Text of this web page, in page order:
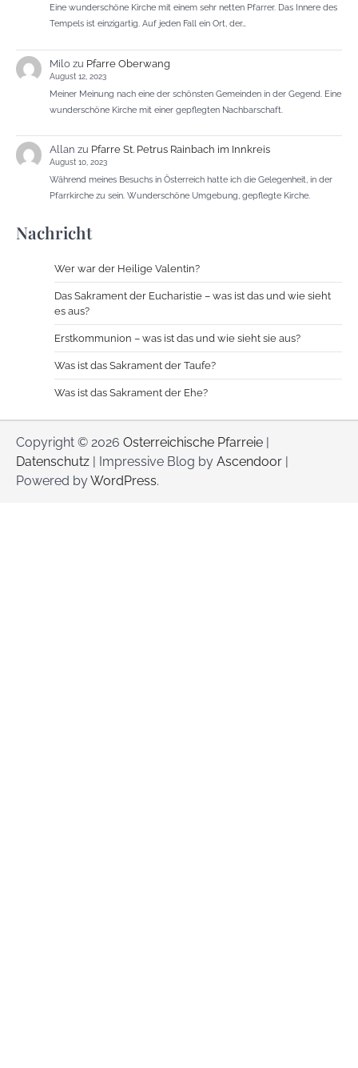
Eine wunderschöne Kirche mit einem sehr netten Pfarrer. Das Innere des
Tempels ist einzigartig. Auf jeden Fall ein Ort, der…
Milozu Pfarre Oberwang
August 12, 2023
Meiner Meinung nach eine der schönsten Gemeinden in der Gegend. Eine
wunderschöne Kirche mit einer gepflegten Nachbarschaft.
Allan zu Pfarre St. Petrus Rainbach im Innkreis
August 10, 2023
Während meines Besuchs in Österreich hatte ich die Gelegenheit, in der
Pfarrkirche zu sein. Wunderschöne Umgebung, gepflegte Kirche.
Nachricht
Wer war der Heilige Valentin?
Das Sakrament der Eucharistie – was ist das und wie sieht
es aus?
Erstkommunion – was ist das und wie sieht sie aus?
Was ist das Sakrament der Taufe?
Was ist das Sakrament der Ehe?
Copyright © 2026 Osterreichische Pfarreie
Datenschutz | Impressive Blog by Ascendoor
Powered byWordPress.